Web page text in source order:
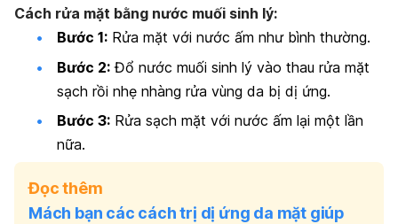
Cách rửa mặt bằng nước muối sinh lý:
Bước 1: Rửa mặt với nước ấm như bình thường.
Bước 2: Đổ nước muối sinh lý vào thau rửa mặt
sạch rồi nhẹ nhàng rửa vùng da bị dị ứng.
Bước 3: Rửa sạch mặt với nước ấm lại một lần
nữa.
Đọc thêm
Mách bạn các cách trị dị ứng da mặt giúp